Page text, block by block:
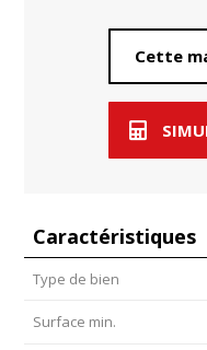
Cette
Caractéristiques
Type de bien
Surface min.